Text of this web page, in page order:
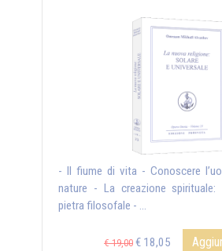
- Il fiume di vita - Conoscere
nature - La creazione spirituale:
pietra filosofale - ...
€ 19,00 € 18,05